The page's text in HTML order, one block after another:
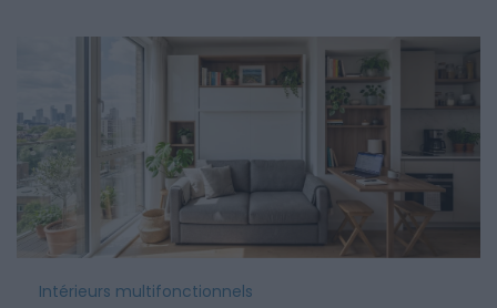
Intérieurs multifonctionnels